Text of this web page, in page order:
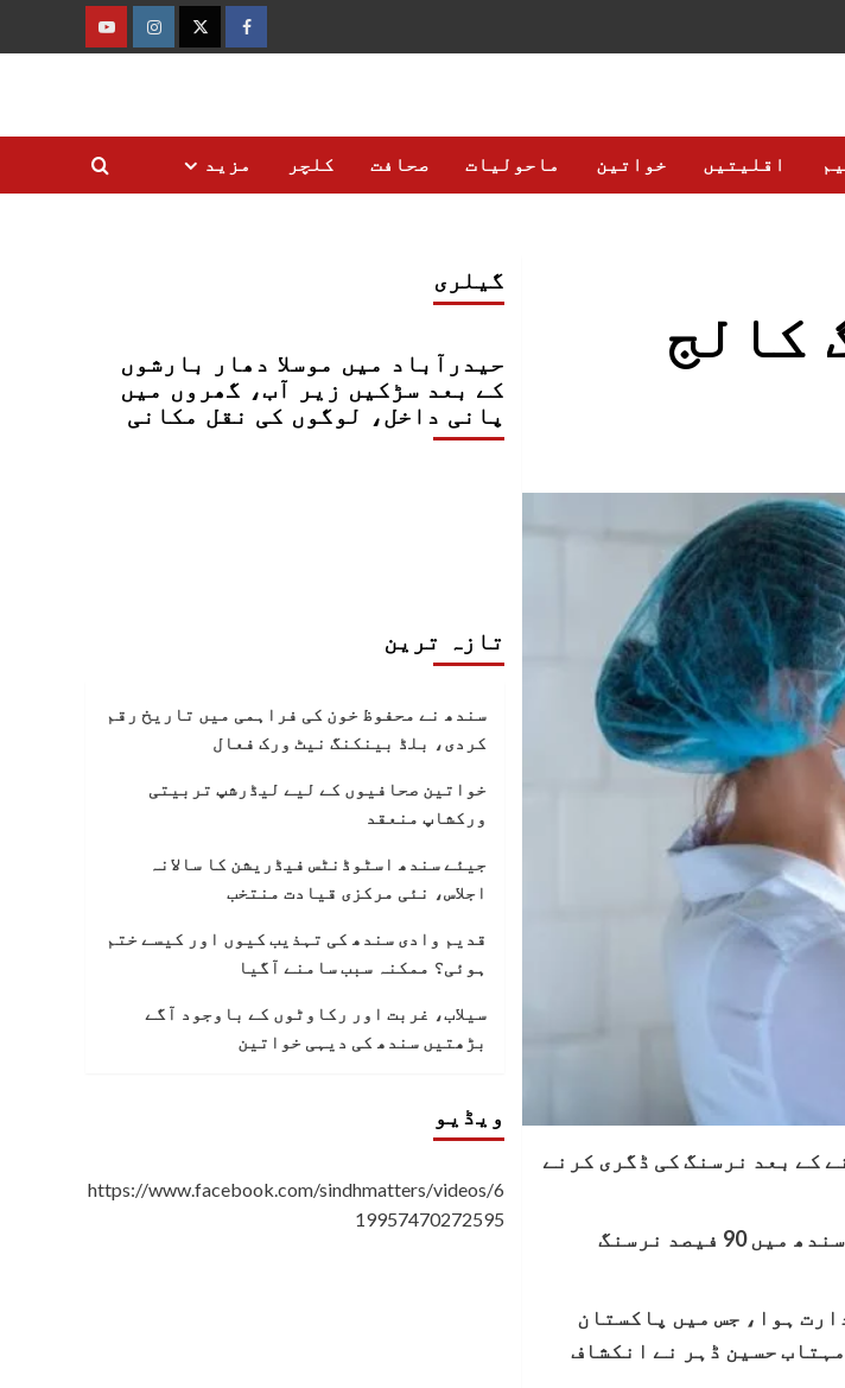
فیس
ٹوئٹرانسٹاگرام
یوٹیوب
اقلیتیں خواتین ماحولیات صحافت کلچر مزید
کالج
آنے کے بعد نرسنگ کی ڈگری کرنے
سینیٹ کی ذیلی کمیٹی برائے صحت کے اجلاس میں انکشاف ہوا ہے کہ سندھ میں 90 فیصد نرسنگ
ہوا، جس میں پاکستان
حسین ڈہر نے انکشاف
گیلری
حیدرآباد میں موسلا دھار بارشوں
کے بعد سڑکیں زیر آب، گھروں میں
پانی داخل، لوگوں کی نقل مکانی
تازہ ترین
سندھ نے محفوظ خون کی فراہمی میں تاریخ رقم
کردی، بلڈ بینکنگ نیٹ ورک فعال
خواتین صحافیوں کے لیے لیڈرشپ تربیتی
ورکشاپ منعقد
جیئے سندھ اسٹوڈنٹس فیڈریشن کا سالانہ
اجلاس، نئی مرکزی قیادت منتخب
قدیم وادی سندھ کی تہذیب کیوں اور کیسے ختم
ہوئی؟ ممکنہ سبب سامنے آگیا
سیلاب، غربت اور رکاوٹوں کے باوجود آگے
بڑھتیں سندھ کی دیہی خواتین
ویڈیو
https://www.facebook.com/sindhmatters/videos/6
19957470272595